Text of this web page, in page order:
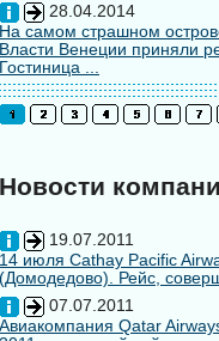
28.04.2014
На самом страшном
Власти Венеции приняли
Гостиница ...
Новости
19.07.2011
14 июля Cathay Pacific
(Домодедово). Рейс,
07.07.2011
Авиакомпания Qatar